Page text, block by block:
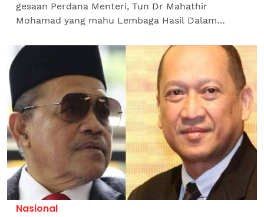
gesaan Perdana Menteri, Tun Dr Mahathir
Mohamad yang mahu Lembaga Hasil Dalam
menteri dan bekas menteri yang lari...
Nasional